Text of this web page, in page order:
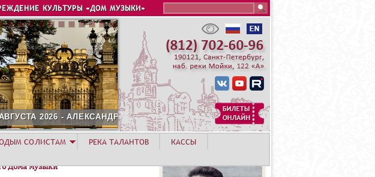
КУЛЬТУРЫ «ДОМ МУЗЫКИ»
Дома музыки
СОЛИСТАМ РЕКА ТАЛАНТОВ
КАССЫ